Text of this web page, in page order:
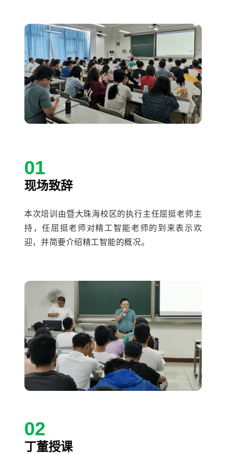
01
现场致辞
本次培训由暨大珠海校区的执行主任屈挺老师主
持，任屈挺老师对精工智能老师的到来表示欢
迎，并简要介绍精工智能的概况。
02
丁董授课